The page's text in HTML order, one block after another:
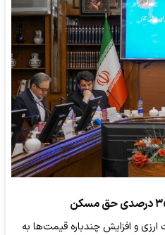
و افزایش چندباره قیمت‌ها به